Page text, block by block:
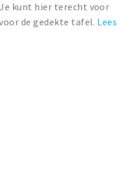
kunt hier terecht voor
de gedekte tafel. Lees